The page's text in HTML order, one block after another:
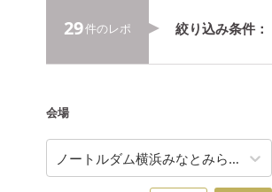
29件のレポ 絞り込み条件
会場
ノートルダム横浜みなとみらい